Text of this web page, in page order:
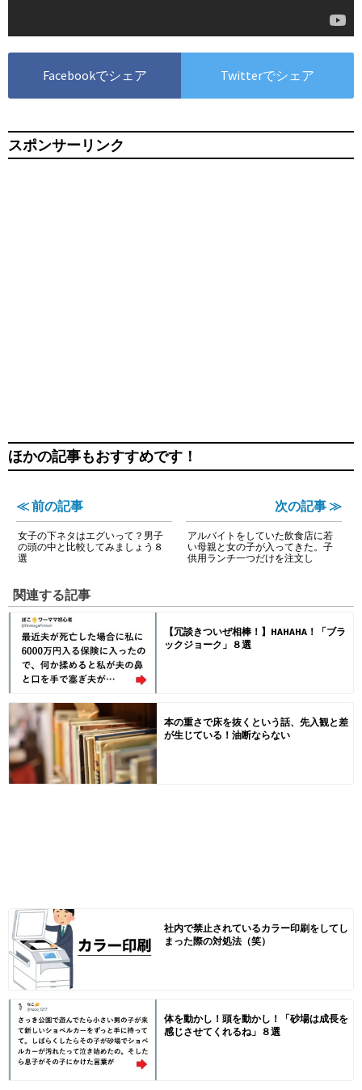
Facebookでシェア Twitterでシェア
スポンサーリンク
ほかの記事もおすすめです！
≪ 前の記事
女子の下ネタはエグいって？男子
の頭の中と比較してみましょう８
選
次の記事 ≫
アルバイトをしていた飲食店に若
い母親と女の子が入ってきた。子
供用ランチ一つだけを注文し
関連する記事
【冗談きついぜ相棒！】HAHAHA！「ブラ
ックジョーク」８選
本の重さで床を抜くという話、先入観と差
が生じている！油断ならない
社内で禁止されているカラー印刷をしてし
まった際の対処法（笑）
体を動かし！頭を動かし！「砂場は成長を
感じさせてくれるね」８選